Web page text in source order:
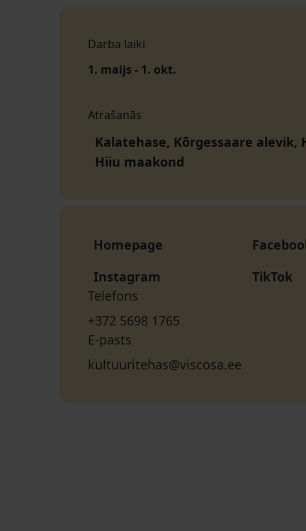
Darba laiki
1. maijs - 1. okt.
Atrašanās
Kalatehase, Kõrgessaare alevik,
Hiiu maakond
Homepage
Instagram
TikTok
Telefons
+372 5698 1765
E-pasts
kultuuritehas@viscosa.ee